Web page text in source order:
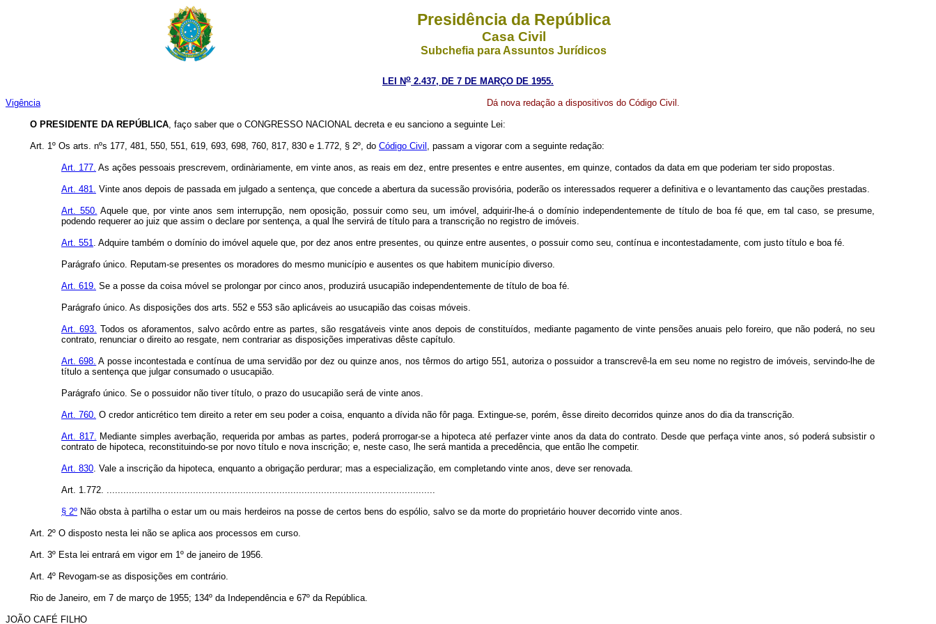
Presidência da República
Casa Civil
Subchefia para Assuntos Jurídicos
LEI No 2.437, DE 7 DE MARÇO DE 1955.
Vigência Dá nova redação a dispositivos do Código Civil.
O PRESIDENTE DA REPÚBLICA, faço saber que o CONGRESSO NACIONAL decreta e eu sanciono a seguinte Lei:
Art. 1º Os arts. nºs 177, 481, 550, 551, 619, 693, 698, 760, 817, 830 e 1.772, § 2º, do Código Civil , passam a vigorar com a seguinte redação:
Art. 177. As ações pessoais prescrevem, ordinàriamente, em vinte anos, as reais em dez, entre presentes e entre ausentes, em quinze, contados da data em que poderiam ter sido propostas.
Art. 481. Vinte anos depois de passada em julgado a sentença, que concede a abertura da sucessão provisória, poderão os interessados requerer a definitiva e o levantamento das cauções prestadas.
Art. 550. Aquele que, por vinte anos sem interrupção, nem oposição, possuir como seu, um imóvel, adquirir-lhe-á o domínio independentemente de título de boa fé que, em tal caso, se presume,
podendo requerer ao juiz que assim o declare por sentença, a qual lhe servirá de título para a transcrição no registro de imóveis.
Art. 551. Adquire também o domínio do imóvel aquele que, por dez anos entre presentes, ou quinze entre ausentes, o possuir como seu, contínua e incontestadamente, com justo título e boa fé.
Parágrafo único. Reputam-se presentes os moradores do mesmo município e ausentes os que habitem município diverso.
Art. 619. Se a posse da coisa móvel se prolongar por cinco anos, produzirá usucapião independentemente de título de boa fé.
Parágrafo único. As disposições dos arts. 552 e 553 são aplicáveis ao usucapião das coisas móveis.
Art. 693. Todos os aforamentos, salvo acôrdo entre as partes, são resgatáveis vinte anos depois de constituídos, mediante pagamento de vinte pensões anuais pelo foreiro, que não poderá, no seu
contrato, renunciar o direito ao resgate, nem contrariar as disposições imperativas dêste capítulo.
Art. 698. A posse incontestada e contínua de uma servidão por dez ou quinze anos, nos têrmos do artigo 551, autoriza o possuidor a transcrevê-la em seu nome no registro de imóveis, servindo-lhe de
título a sentença que julgar consumado o usucapião.
Parágrafo único. Se o possuidor não tiver título, o prazo do usucapião será de vinte anos.
Art. 760. O credor anticrético tem direito a reter em seu poder a coisa, enquanto a dívida não fôr paga. Extingue-se, porém, êsse direito decorridos quinze anos do dia da transcrição.
Art. 817. Mediante simples averbação, requerida por ambas as partes, poderá prorrogar-se a hipoteca até perfazer vinte anos da data do contrato. Desde que perfaça vinte anos, só poderá subsistir o
contrato de hipoteca, reconstituindo-se por novo título e nova inscrição; e, neste caso, lhe será mantida a precedência, que então lhe competir.
Art. 830. Vale a inscrição da hipoteca, enquanto a obrigação perdurar; mas a especialização, em completando vinte anos, deve ser renovada.
Art. 1.772. ......................................................................................................................
§ 2º Não obsta à partilha o estar um ou mais herdeiros na posse de certos bens do espólio, salvo se da morte do proprietário houver decorrido vinte anos.
Art. 2º O disposto nesta lei não se aplica aos processos em curso.
Art. 3º Esta lei entrará em vigor em 1º de janeiro de 1956.
Art. 4º Revogam-se as disposições em contrário.
Rio de Janeiro, em 7 de março de 1955; 134º da Independência e 67º da República.
JOÃO CAFÉ FILHO